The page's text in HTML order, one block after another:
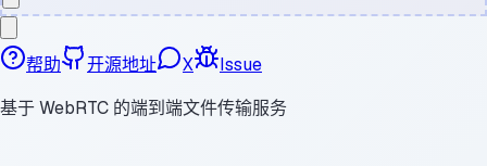
帮助 开源地址 X
Issue
基于 WebRTC 的端到端文件传输服务